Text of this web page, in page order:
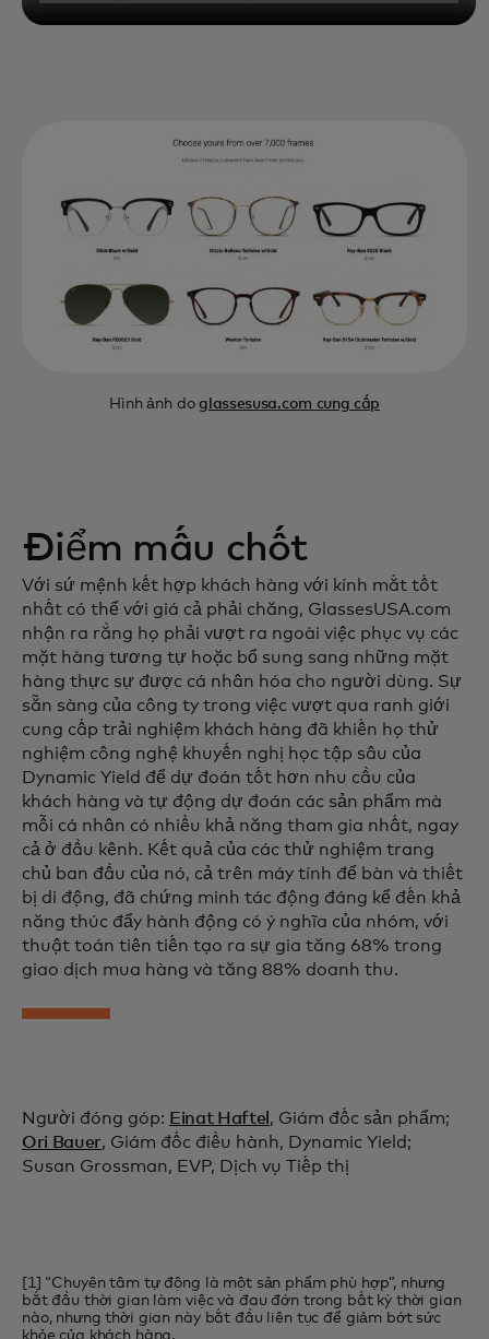
Hình ảnh doglassesusa.com cung cấp
Điểm mấu chốt
Với sứ mệnh kết hợp khách hàng với kính mắt tốt
nhất có thể với giá cả phải chăng, GlassesUSA.com
nhận ra rằng họ phải vượt ra ngoài việc phục vụ các
mặt hàng tương tự hoặc bổ sung sang những mặt
hàng thực sự được cá nhân hóa cho người dùng. Sự
sẵn sàng của công ty trong việc vượt qua ranh giới
cung cấp trải nghiệm khách hàng đã khiến họ thử
nghiệm công nghệ khuyến nghị học tập sâu của
Dynamic Yield để dự đoán tốt hơn nhu cầu của
khách hàng và tự động dự đoán các sản phẩm mà
mỗi cá nhân có nhiều khả năng tham gia nhất, ngay
cả ở đầu kênh. Kết quả của các thử nghiệm trang
chủ ban đầu của nó, cả trên máy tính để bàn và thiết
bị di động, đã chứng minh tác động đáng kể đến khả
năng thúc đẩy hành động có ý nghĩa của nhóm, với
thuật toán tiên tiến tạo ra sự gia tăng 68% trong
giao dịch mua hàng và tăng 88% doanh thu.
Người đóng góp: Einat Haftel , Giám đốc sản phẩm;
Ori Bauer, Giám đốc điều hành, Dynamic Yield;
Susan Grossman, EVP, Dịch vụ Tiếp thị
[1] “Chuyên tâm tự động là một sản phẩm phù hợp”, nhưng
bắt đầu thời gian làm việc và đau đớn trong bất kỳ thời gian
nào, nhưng thời gian này bắt đầu liên tục để giảm bớt sức
khỏe của khách hàng.